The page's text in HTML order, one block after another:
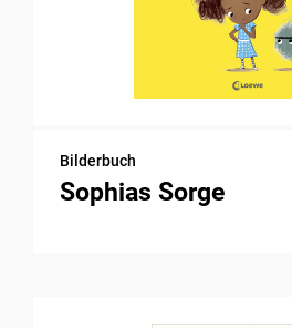
Bilderbuch
Sophias Sorge